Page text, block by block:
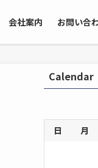
会社案内 お問い合
Calendar
日 月